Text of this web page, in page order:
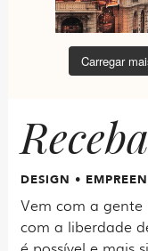
Carregar
DESIGN •
Vem com a
com a liberdade